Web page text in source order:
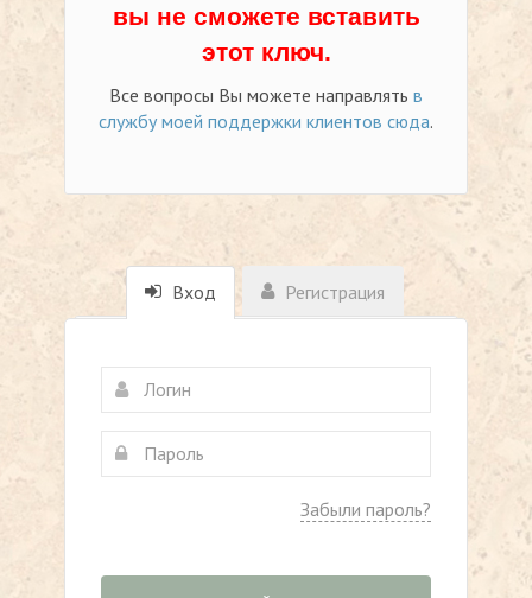
вы не сможете вставить
этот ключ.
Все вопросы Вы можете направлять в
службу моей поддержки клиентов сюда.
Вход Регистрация
Забыли пароль?